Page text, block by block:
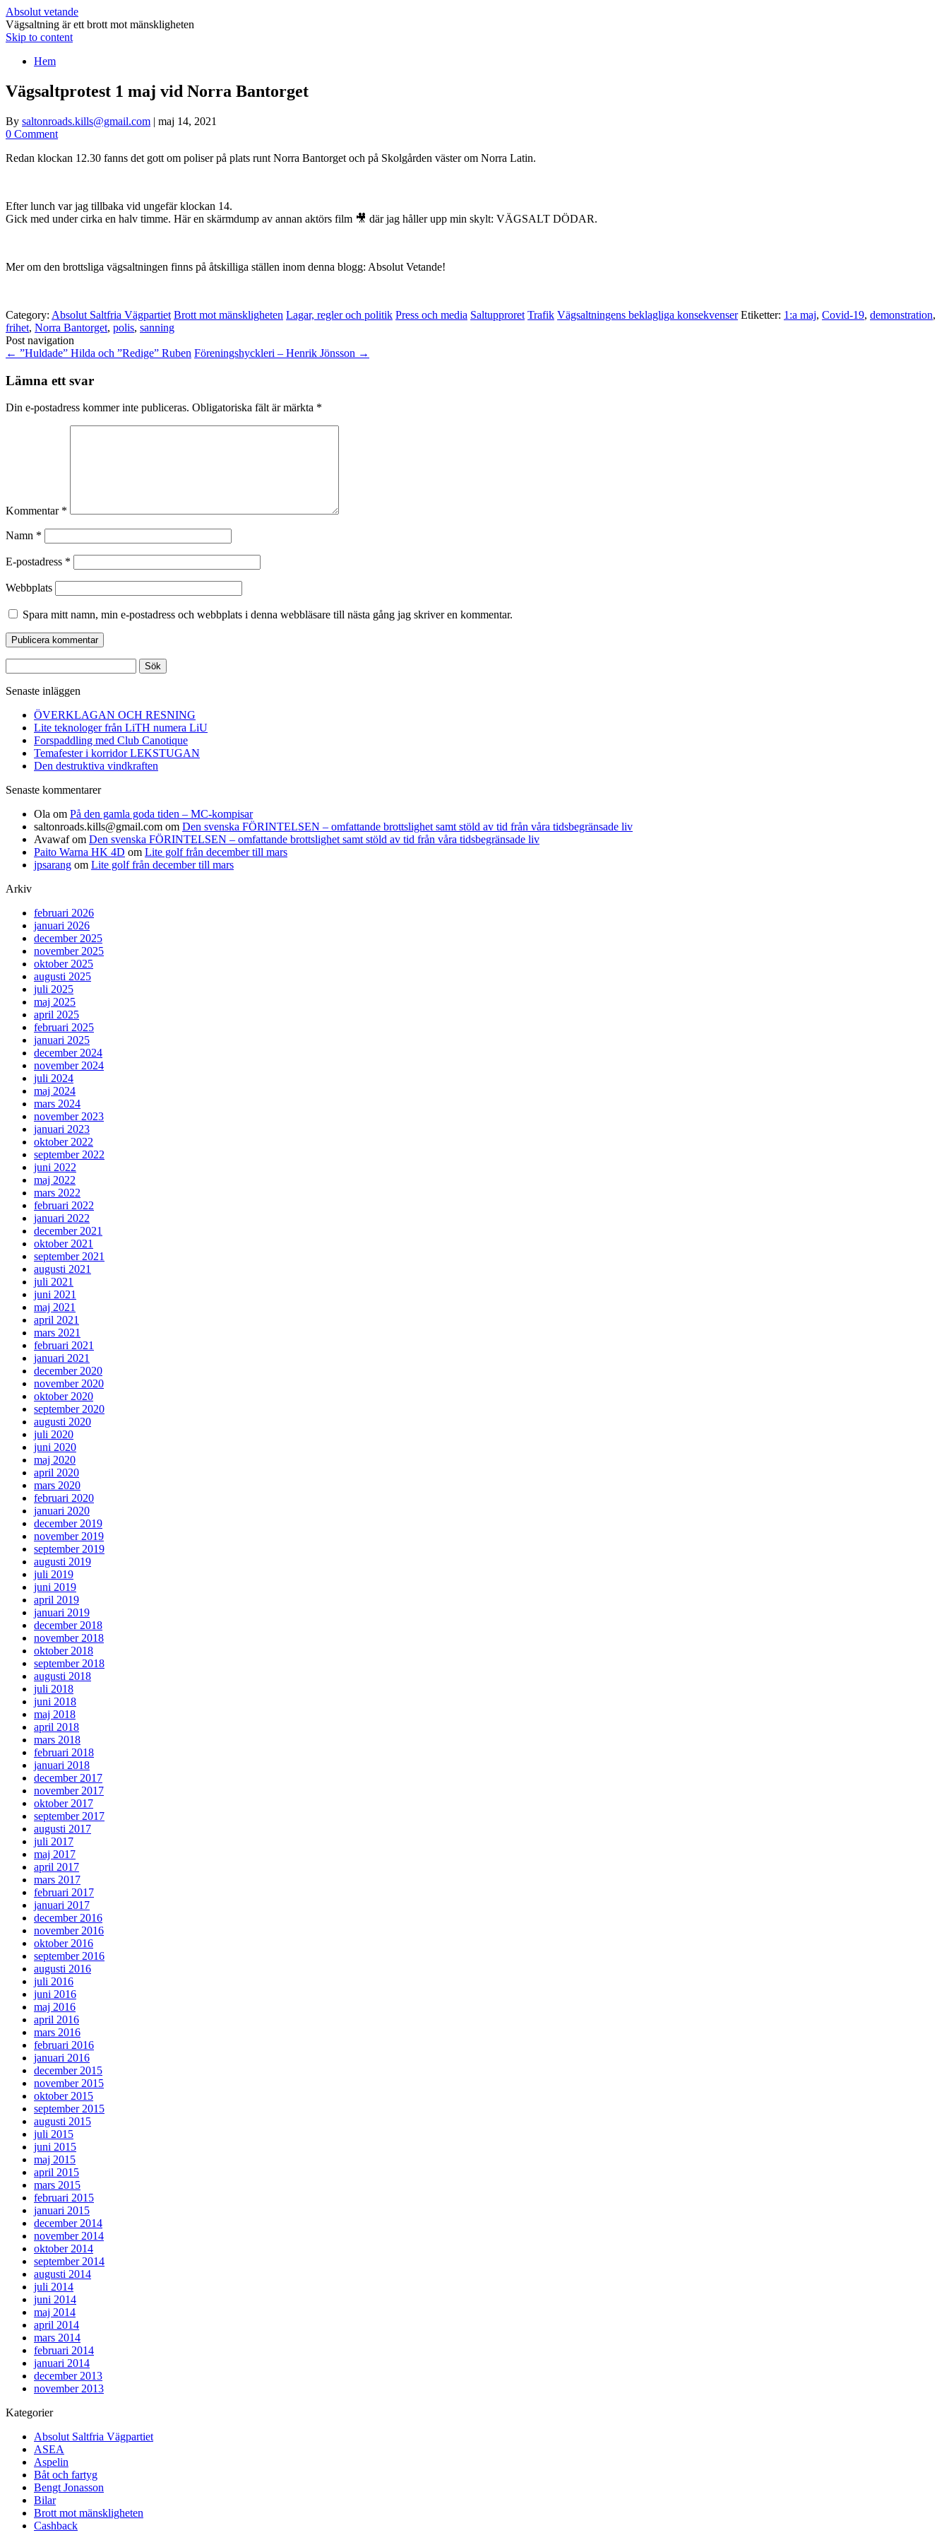
Absolut vetande
Vägsaltning är ett brott mot mänskligheten
Skip to content
Hem
Vägsaltprotest 1 maj vid Norra Bantorget
By saltonroads.kills@gmail.com | maj 14, 2021
0 Comment
Redan klockan 12.30 fanns det gott om poliser på plats runt Norra Bantorget och på Skolgården väster om Norra Latin.
Efter lunch var jag tillbaka vid ungefär klockan 14.
Gick med under cirka en halv timme. Här en skärmdump av annan aktörs film 🎥 där jag håller upp min skylt: VÄGSALT DÖDAR.
Mer om den brottsliga vägsaltningen finns på åtskilliga ställen inom denna blogg: Absolut Vetande!
Category: Absolut Saltfria Vägpartiet Brott mot mänskligheten Lagar, regler och politik Press och media Saltupproret Trafik Vägsaltningens beklagliga konsekvenser Etiketter: 1:a maj, Covid-19, demonstration,
frihet, Norra Bantorget, polis, sanning
Post navigation
← ”Huldade” Hilda och ”Redige” Ruben Föreningshyckleri – Henrik Jönsson →
Lämna ett svar
Din e-postadress kommer inte publiceras. Obligatoriska fält är märkta *
Kommentar *
Namn *
E-postadress *
Webbplats
Spara mitt namn, min e-postadress och webbplats i denna webbläsare till nästa gång jag skriver en kommentar.
efter:
Senaste inläggen
ÖVERKLAGAN OCH RESNING
Lite teknologer från LiTH numera LiU
Forspaddling med Club Canotique
Temafester i korridor LEKSTUGAN
Den destruktiva vindkraften
Senaste kommentarer
Ola om På den gamla goda tiden – MC-kompisar
saltonroads.kills@gmail.com om Den svenska FÖRINTELSEN – omfattande brottslighet samt stöld av tid från våra tidsbegränsade liv
Avawafom Den svenska FÖRINTELSEN – omfattande brottslighet samt stöld av tid från våra tidsbegränsade liv
Paito Warna HK 4D om Lite golf från december till mars
jpsarang om Lite golf från december till mars
Arkiv
februari 2026
januari 2026
december 2025
november 2025
oktober 2025
augusti 2025
juli 2025
maj 2025
april 2025
februari 2025
januari 2025
december 2024
november 2024
juli 2024
maj 2024
mars 2024
november 2023
januari 2023
oktober 2022
september 2022
juni 2022
maj 2022
mars 2022
februari 2022
januari 2022
december 2021
oktober 2021
september 2021
augusti 2021
juli 2021
juni 2021
maj 2021
april 2021
mars 2021
februari 2021
januari 2021
december 2020
november 2020
oktober 2020
september 2020
augusti 2020
juli 2020
juni 2020
maj 2020
april 2020
mars 2020
februari 2020
januari 2020
december 2019
november 2019
september 2019
augusti 2019
juli 2019
juni 2019
april 2019
januari 2019
december 2018
november 2018
oktober 2018
september 2018
augusti 2018
juli 2018
juni 2018
maj 2018
april 2018
mars 2018
februari 2018
januari 2018
december 2017
november 2017
oktober 2017
september 2017
augusti 2017
juli 2017
maj 2017
april 2017
mars 2017
februari 2017
januari 2017
december 2016
november 2016
oktober 2016
september 2016
augusti 2016
juli 2016
juni 2016
maj 2016
april 2016
mars 2016
februari 2016
januari 2016
december 2015
november 2015
oktober 2015
september 2015
augusti 2015
juli 2015
juni 2015
maj 2015
april 2015
mars 2015
februari 2015
januari 2015
december 2014
november 2014
oktober 2014
september 2014
augusti 2014
juli 2014
juni 2014
maj 2014
april 2014
mars 2014
februari 2014
januari 2014
december 2013
november 2013
Kategorier
Absolut Saltfria Vägpartiet
ASEA
Aspelin
Båt och fartyg
Bengt Jonasson
Bilar
Brott mot mänskligheten
Cashback